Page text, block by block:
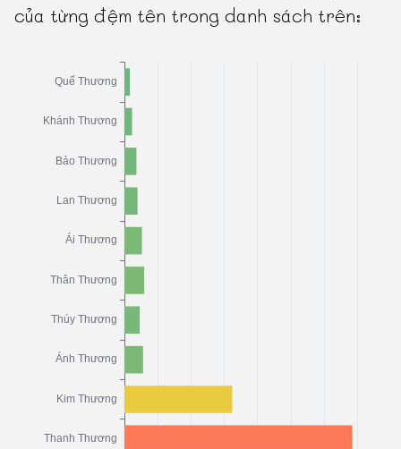
của từng đệm tên trong danh sách trên: